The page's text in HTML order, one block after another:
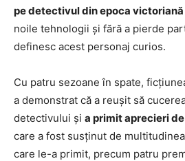
pe detectivul din epoca victoriană
noile tehnologii și fără a pierde
definesc acest personaj curios.
Cu patru sezoane în spate,
a demonstrat că a reușit să
detectivului și a primit aprecieri
care a fost susținut de
care le-a primit, precum patru